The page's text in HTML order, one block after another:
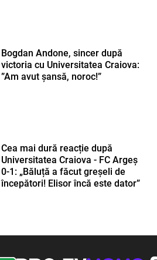
Bogdan Andone, sincer după
victoria cu Universitatea Craiova:
”Am avut șansă, noroc!”
Cea mai dură reacție după
Universitatea Craiova - FC Argeș
0-1: „Băluță a făcut greșeli de
începători! Elisor încă este dator”